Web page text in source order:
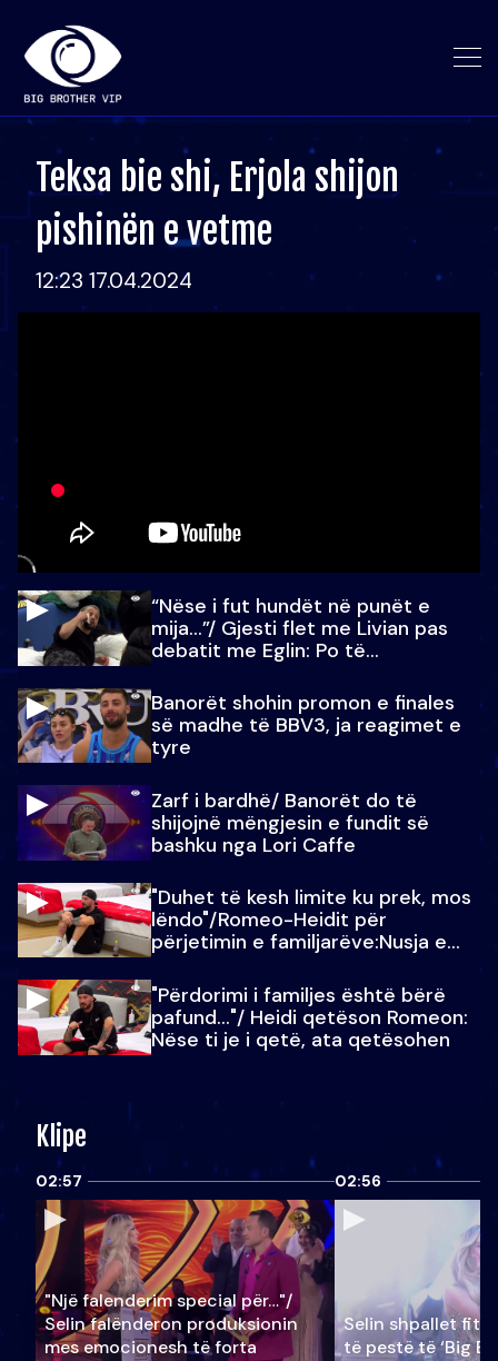
Teksa bie shi, Erjola shijon
pishinën e vetme
12:23 17.04.2024
“Nëse i fut hundët në punët e
mija…”/ Gjesti flet me Livian pas
debatit me Eglin: Po të
Banorët shohin promon e finales
së madhe të BBV3, ja reagimet e
tyre
Zarf i bardhë/ Banorët do të
shijojnë mëngjesin e fundit së
bashku nga Lori Caffe
"Duhet të kesh limite ku prek, mos
lëndo"/Romeo-Heidit për
përjetimin e familjarëve:Nusja e
"Përdorimi i familjes është bërë
pafund…"/ Heidi qetëson Romeon:
Nëse ti je i qetë, ata qetësohen
Klipe
02:57
"Një falenderim special për…"/
Selin falënderon produksionin
mes emocionesh të forta
02:56
Selin shpallet
të pestë të ‘Big